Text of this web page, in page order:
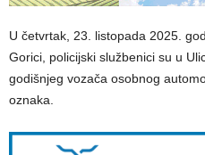
U četvrtak, 23. listopada 2025.
Gorici, policijski službenici su u
godišnjeg vozača osobnog
oznaka.